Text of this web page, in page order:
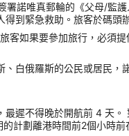
諾唯真郵輪的《父母/監
到緊急救助。旅客於碼頭
如果要參加旅行，必須
白俄羅斯的公民或居民，
遲不得晚於開航前 4 天
計劃離港時間前2個小時